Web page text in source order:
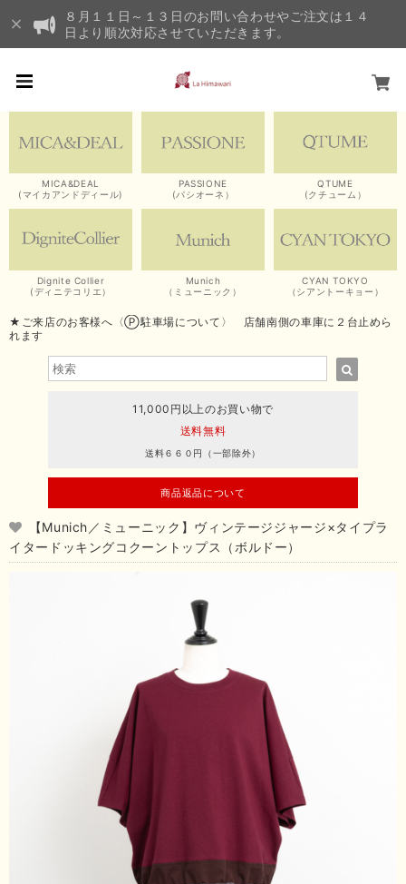
８月１１日～１３日のお問い合わせやご注文は１４
日より順次対応させていただきます。
MICA&DEAL
(マイカアンドディール)
PASSIONE
(パシオーネ）
QTUME
(クチューム）
Dignite Collier
(ディニテコリエ）
Munich
（ミューニック）
CYAN TOKYO
（シアントーキョー）
★ご来店のお客様へ〈Ⓟ駐車場について〉 店舗南側の車庫に２台止めら
れます
11,000円以上のお買い物で
送料無料
送料６６０円（一部除外）
商品返品について
【Munich／ミューニック】ヴィンテージジャージ×タイプラ
イタードッキングコクーントップス（ボルドー）